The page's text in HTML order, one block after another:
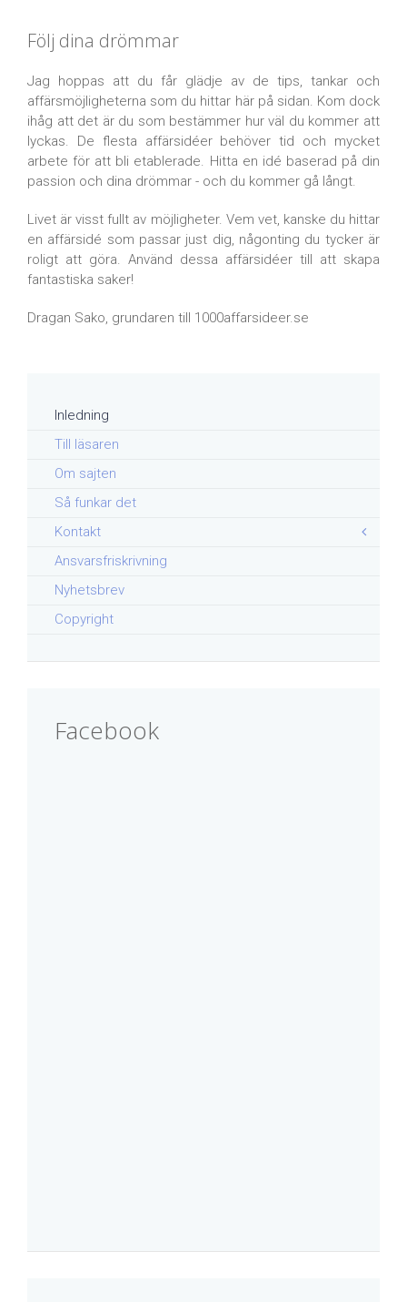
Följ dina drömmar
Jag hoppas att du får glädje av de tips, tankar och
affärsmöjligheterna som du hittar här på sidan. Kom dock
ihåg att det är du som bestämmer hur väl du kommer att
lyckas. De flesta affärsidéer behöver tid och mycket
arbete för att bli etablerade. Hitta en idé baserad på din
passion och dina drömmar - och du kommer gå långt.
Livet är visst fullt av möjligheter. Vem vet, kanske du hittar
en affärsidé som passar just dig, någonting du tycker är
roligt att göra. Använd dessa affärsidéer till att skapa
fantastiska saker!
Dragan Sako, grundaren till 1000affarsideer.se
Inledning
Till läsaren
Om sajten
Så funkar det
Kontakt
Ansvarsfriskrivning
Nyhetsbrev
Copyright
Facebook